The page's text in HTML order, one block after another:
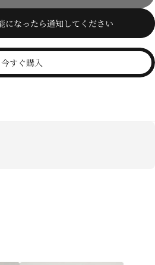
になったら通知してください
今すぐ購入